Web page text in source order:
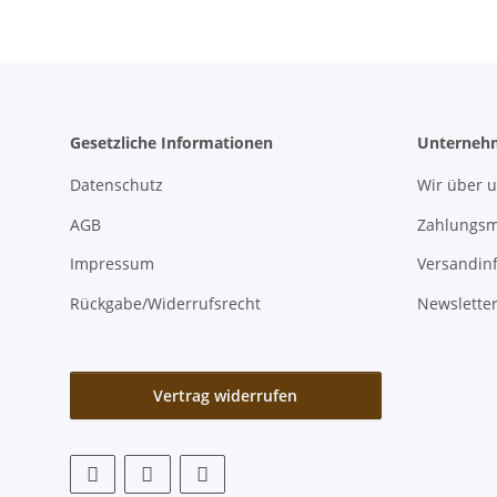
Gesetzliche Informationen
Datenschutz
AGB
Impressum
Rückgabe/Widerrufsrecht
Wir über
Newsletter
Vertrag widerrufen